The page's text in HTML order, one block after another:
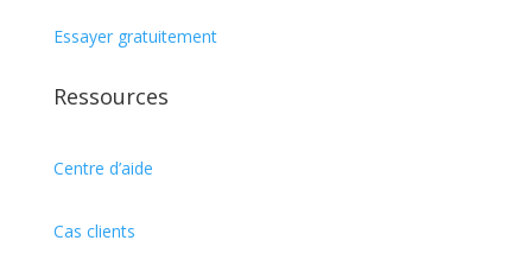
Essayer gratuitement
Ressources
Centre d’aide
Cas clients